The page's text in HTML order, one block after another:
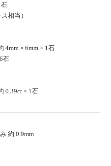
石
相当）
4mm × 6mm × 1石
石
0.39ct × 1石
約 0.9mm